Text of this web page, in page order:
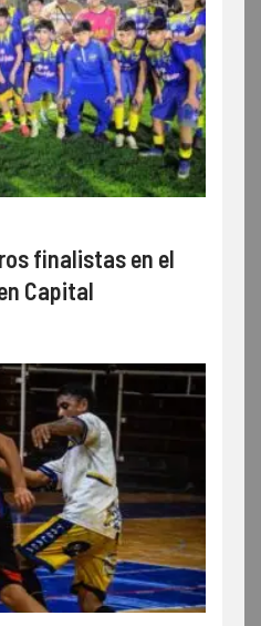
finalistas en el
Capital